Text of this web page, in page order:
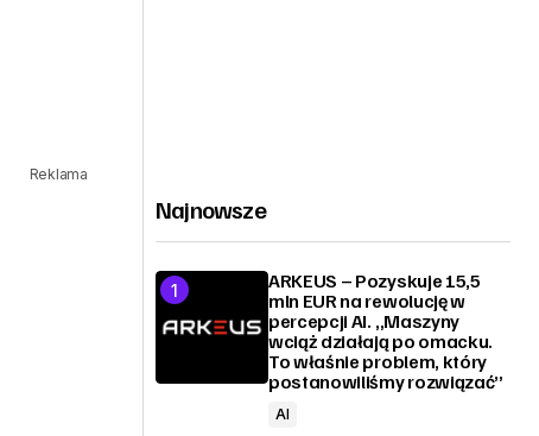
Reklama
Najnowsze
ARKEUS – Pozyskuje 15,5
mln EUR na rewolucję w
percepcji AI. „Maszyny
wciąż działają po omacku.
To właśnie problem, który
postanowiliśmy rozwiązać”
AI